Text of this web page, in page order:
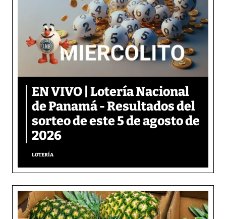
EN VIVO | Lotería Nacional
de Panamá - Resultados del
sorteo de este 5 de agosto de
2026
LOTERÍA